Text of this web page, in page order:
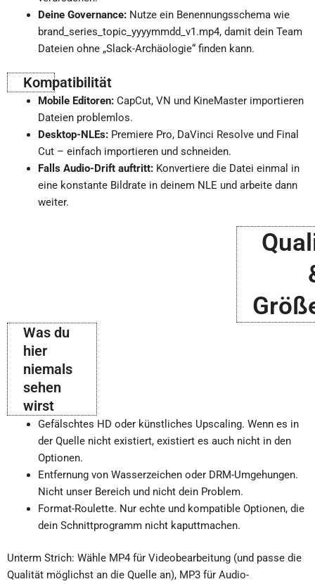
Deine Governance:Nutze ein Benennungsschema wie
brand_series_topic_yyyymmdd_v1.mp4, damit dein Team
Dateien ohne „Slack-Archäologie“ finden kann.
Kompatibilität
Mobile Editoren:CapCut, VN und KineMaster importieren
Dateien problemlos.
Desktop-NLEs:Premiere Pro, DaVinci Resolve und Final
Cut – einfach importieren und schneiden.
Falls Audio-Drift auftritt:Konvertiere die Datei einmal in
eine konstante Bildrate in deinem NLE und arbeite dann
weiter.
Was du
hier
niemals
sehen
wirst
Gefälschtes HD oder künstliches Upscaling. Wenn es in
der Quelle nicht existiert, existiert es auch nicht in den
Optionen.
Entfernung von Wasserzeichen oder DRM-Umgehungen.
Nicht unser Bereich und nicht dein Problem.
Format-Roulette. Nur echte und kompatible Optionen, die
dein Schnittprogramm nicht kaputtmachen.
Unterm Strich: Wähle MP4 für Videobearbeitung (und passe die
Qualität möglichst an die Quelle an), MP3 für Audio-